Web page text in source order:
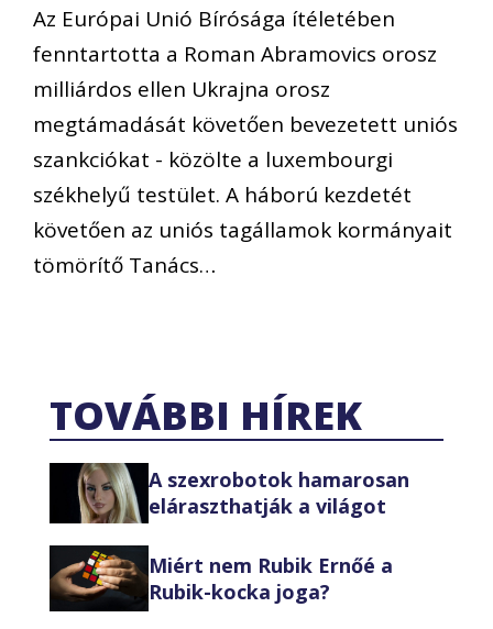
Az Európai Unió Bírósága ítéletében
fenntartotta a Roman Abramovics orosz
milliárdos ellen Ukrajna orosz
megtámadását követően bevezetett uniós
szankciókat - közölte a luxembourgi
székhelyű testület. A háború kezdetét
követően az uniós tagállamok kormányait
tömörítő Tanács…
TOVÁBBI HÍREK
A szexrobotok hamarosan
eláraszthatják a világot
Miért nem Rubik Ernőé a
Rubik-kocka joga?